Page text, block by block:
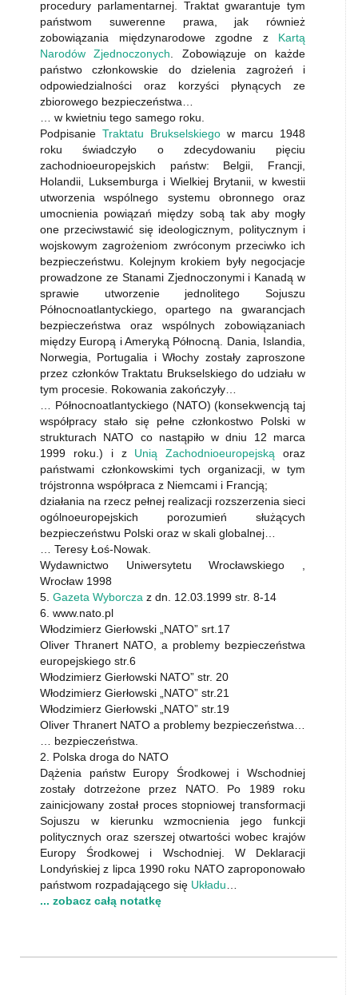
procedury parlamentarnej. Traktat gwarantuje tym
państwom suwerenne prawa, jak również
zobowiązania międzynarodowe zgodne z Kartą
Narodów Zjednoczonych . Zobowiązuje on każde
państwo członkowskie do dzielenia zagrożeń i
odpowiedzialności oraz korzyści płynących ze
zbiorowego bezpieczeństwa…
… w kwietniu tego samego roku.
Podpisanie Traktatu Brukselskiego w marcu 1948
roku świadczyło o zdecydowaniu pięciu
zachodnioeuropejskich państw: Belgii, Francji,
Holandii, Luksemburga i Wielkiej Brytanii, w kwestii
utworzenia wspólnego systemu obronnego oraz
umocnienia powiązań między sobą tak aby mogły
one przeciwstawić się ideologicznym, politycznym i
wojskowym zagrożeniom zwróconym przeciwko ich
bezpieczeństwu. Kolejnym krokiem były negocjacje
prowadzone ze Stanami Zjednoczonymi i Kanadą w
sprawie utworzenie jednolitego Sojuszu
Północnoatlantyckiego, opartego na gwarancjach
bezpieczeństwa oraz wspólnych zobowiązaniach
między Europą i Ameryką Północną. Dania, Islandia,
Norwegia, Portugalia i Włochy zostały zaproszone
przez członków Traktatu Brukselskiego do udziału w
tym procesie. Rokowania zakończyły…
… Północnoatlantyckiego (NATO) (konsekwencją taj
współpracy stało się pełne członkostwo Polski w
strukturach NATO co nastąpiło w dniu 12 marca
1999 roku.) i z Unią Zachodnioeuropejską oraz
państwami członkowskimi tych organizacji, w tym
trójstronna współpraca z Niemcami i Francją;
działania na rzecz pełnej realizacji rozszerzenia sieci
ogólnoeuropejskich porozumień służących
bezpieczeństwu Polski oraz w skali globalnej…
… Teresy Łoś-Nowak.
Wydawnictwo Uniwersytetu Wrocławskiego ,
Wrocław 1998
5. Gazeta Wyborcza z dn. 12.03.1999 str. 8-14
6. www.nato.pl
Włodzimierz Gierłowski „NATO” srt.17
Oliver Thranert NATO, a problemy bezpieczeństwa
europejskiego str.6
Włodzimierz Gierłowski NATO” str. 20
Włodzimierz Gierłowski „NATO” str.21
Włodzimierz Gierłowski „NATO” str.19
Oliver Thranert NATO a problemy bezpieczeństwa…
… bezpieczeństwa.
2. Polska droga do NATO
Dążenia państw Europy Środkowej i Wschodniej
zostały dotrzeżone przez NATO. Po 1989 roku
zainicjowany został proces stopniowej transformacji
Sojuszu w kierunku wzmocnienia jego funkcji
politycznych oraz szerszej otwartości wobec krajów
Europy Środkowej i Wschodniej. W Deklaracji
Londyńskiej z lipca 1990 roku NATO zaproponowało
państwom rozpadającego się Układu
... zobacz całą notatkę